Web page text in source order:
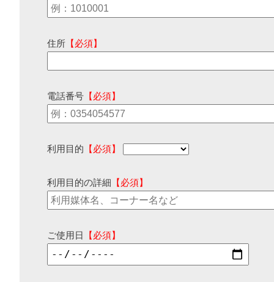
住所 【必須】
電話番号 【必須】
利用目的 【必須】
利用目的の詳細 【必須】
ご使用日 【必須】